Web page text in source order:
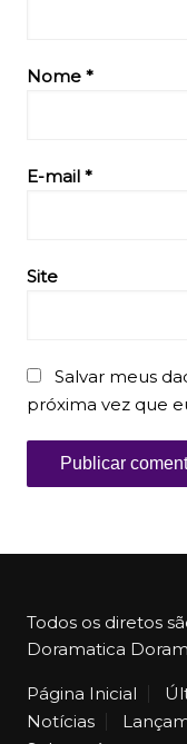
Nome *
E-mail *
Site
Salvar meus
próxima vez que
Todos os diretos
Doramatica
Página Inicial
Notícias